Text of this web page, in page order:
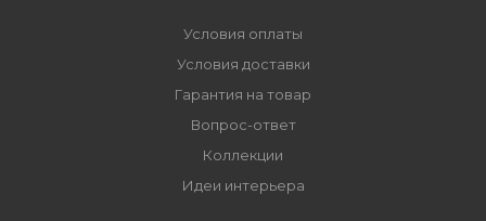
Условия оплаты
Условия доставки
Гарантия на товар
Вопрос-ответ
Коллекции
Идеи интерьера